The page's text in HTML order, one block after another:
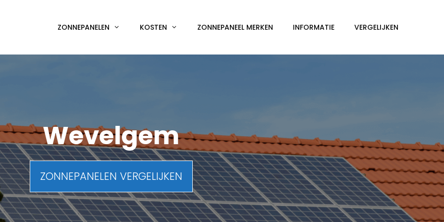
ZONNEPANELEN KOSTEN ZONNEPANEEL MERKEN INFORMATIE VERGELIJKEN
Wevelgem
ZONNEPANELEN VERGELIJKEN